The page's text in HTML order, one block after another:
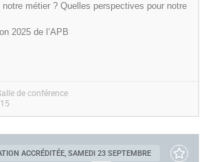
métier ? Quelles perspectives pour notre
2025 de l’APB
de conférence
ACCRÉDITÉE, SAMEDI 23 SEPTEMBRE